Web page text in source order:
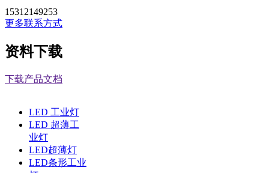
15312149253
更多联系方式
资料下载
下载产品文档
LED 工业灯
LED 超薄工
业灯
LED超薄灯
LED条形工业